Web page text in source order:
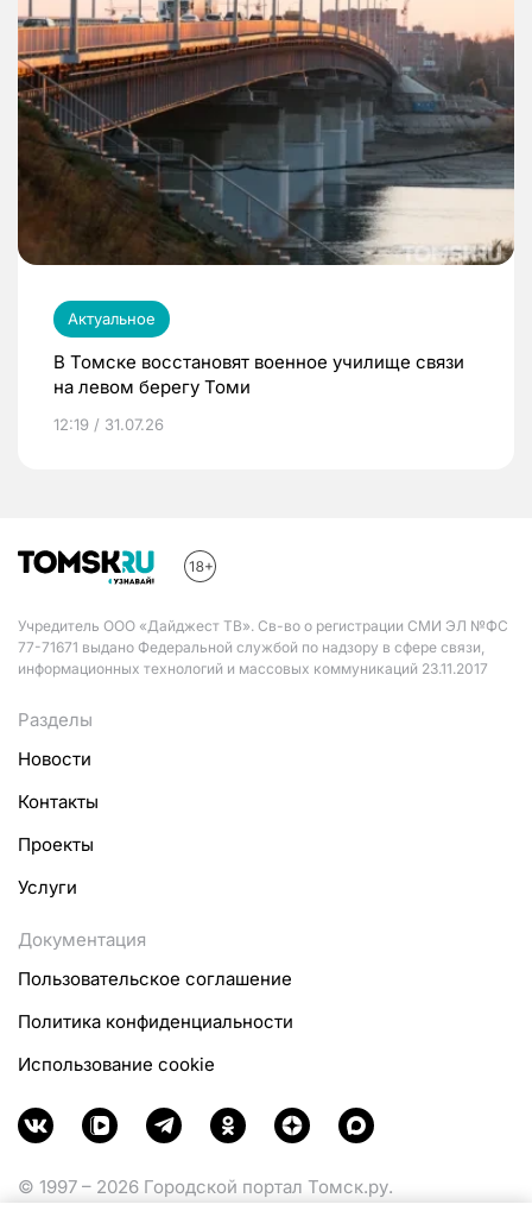
Актуальное
В Томске восстановят военное училище связи
на левом берегу Томи
12:19 / 31.07.26
Учредитель ООО «Дайджест ТВ». Св-во о регистрации СМИ ЭЛ №ФС
77-71671 выдано Федеральной службой по надзору в сфере связи,
информационных технологий и массовых коммуникаций 23.11.2017
Разделы
Новости
Контакты
Проекты
Услуги
Документация
Пользовательское соглашение
Политика конфиденциальности
Использование cookie
© 1997 – 2026 Городской портал Томск.ру.